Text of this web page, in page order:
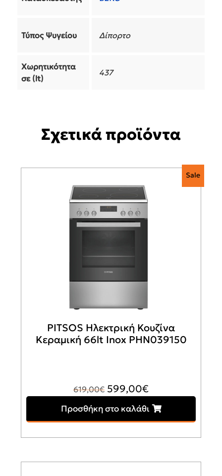
Τύπος Ψυγείου Δίπορτο
Χωρητικότητα
σε (lt)
437
Σχετικά προϊόντα
Sale
PITSOS Ηλεκτρική Κουζίνα
Κεραμική 66lt Inox PHN039150
619,00€ Original
was:
599,00€Η
τρέχουσα
τιμή
Προσθήκη στο καλάθι